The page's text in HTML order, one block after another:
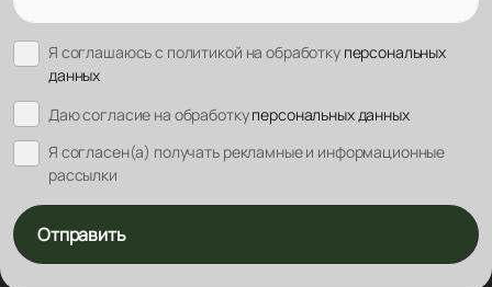
Я соглашаюсь с политикой на обработку персональных
данных
Даю согласие на обработкуперсональных данных
Я согласен(а) получать рекламные и информационные
рассылки
Отправить